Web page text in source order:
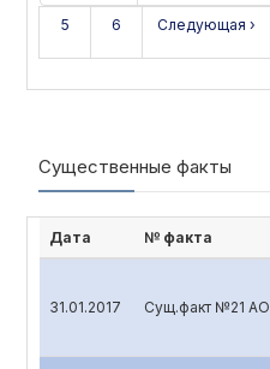
5 6 Следующая ›
Существенные факты
Дата № факта
31.01.2017 Сущ.факт №21